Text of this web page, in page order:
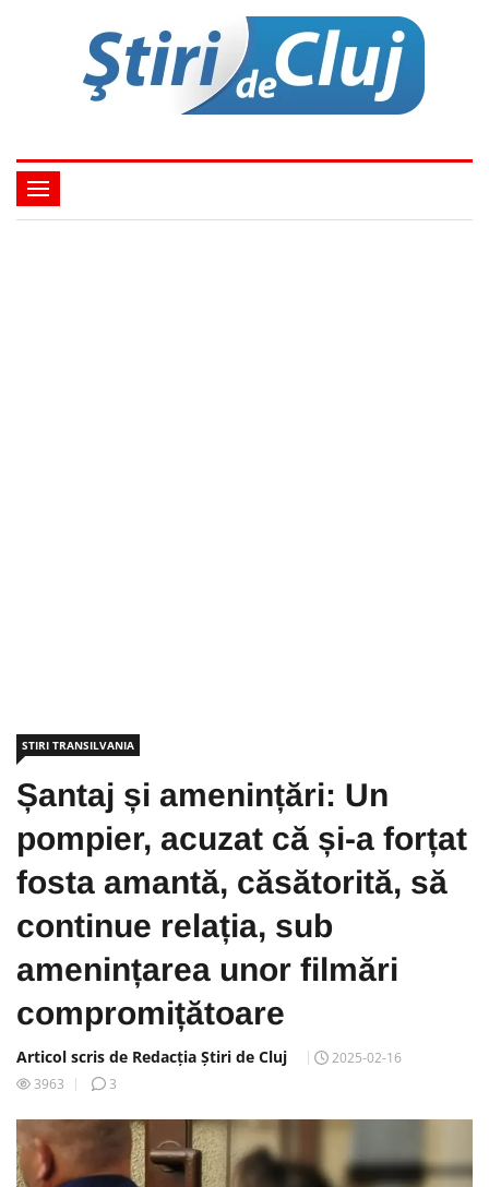
STIRI TRANSILVANIA
Șantaj și amenințări: Un
pompier, acuzat că și-a forțat
fosta amantă, căsătorită, să
continue relația, sub
amenințarea unor filmări
compromițătoare
Articol scris de Redacția Știri de Cluj
2025-02-16
3963
3